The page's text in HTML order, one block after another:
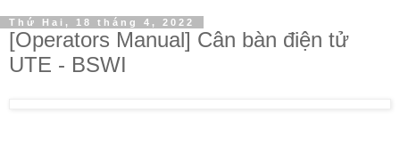
Thứ Hai, 18 tháng 4, 2022
[Operators Manual] Cân bàn điện tử
UTE - BSWI